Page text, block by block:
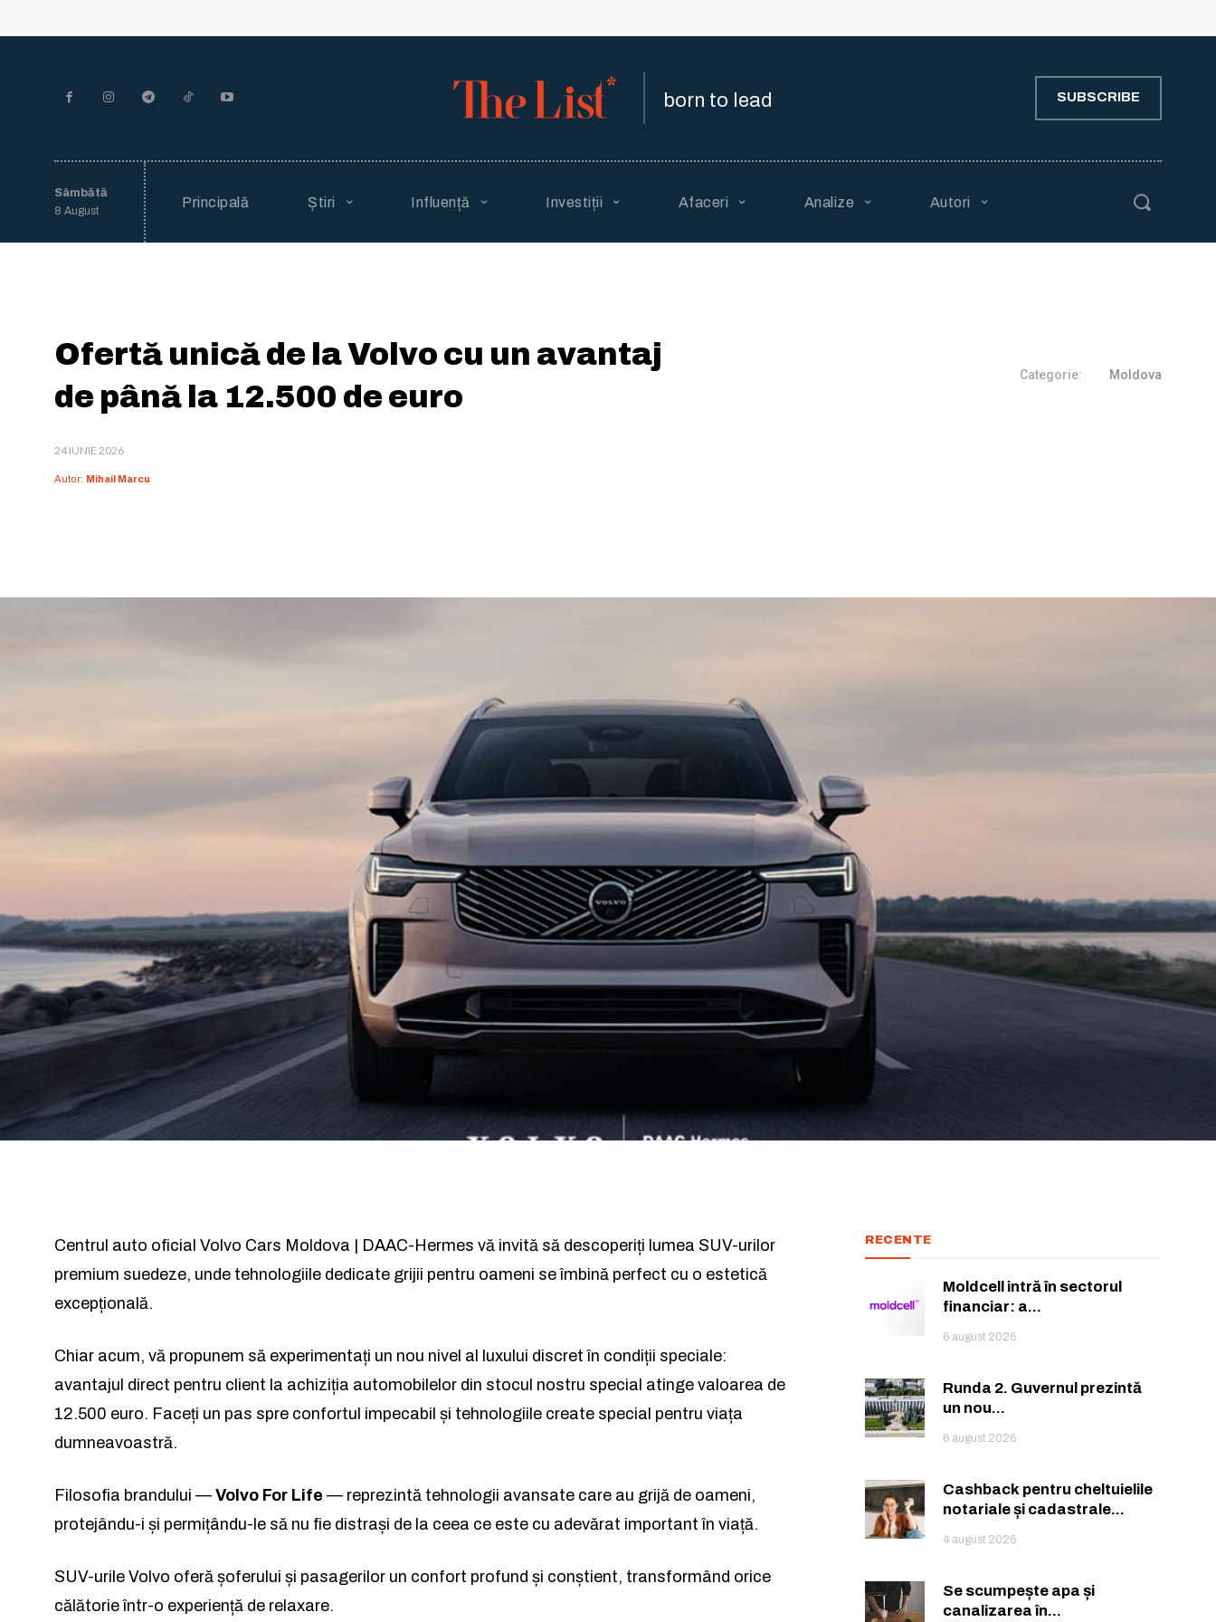
born to lead SUBSCRIBE
Sâmbătă
8 August
Principală Știri Influență Investiții Afaceri Analize Autori
Ofertă unică de la Volvo cu un avantaj
de până la 12.500 de euro
Categorie: Moldova
24 IUNIE 2026
Autor: Mihail Marcu
Centrul auto oficial Volvo Cars Moldova | DAAC-Hermes vă invită să descoperiți lumea SUV-urilor
premium suedeze, unde tehnologiile dedicate grijii pentru oameni se îmbină perfect cu o estetică
excepțională.
Chiar acum, vă propunem să experimentați un nou nivel al luxului discret în condiții speciale:
avantajul direct pentru client la achiziția automobilelor din stocul nostru special atinge valoarea de
12.500 euro. Faceți un pas spre confortul impecabil și tehnologiile create special pentru viața
dumneavoastră.
Filosofia brandului — Volvo For Life — reprezintă tehnologii avansate care au grijă de oameni,
protejându-i și permițându-le să nu fie distrași de la ceea ce este cu adevărat important în viață.
SUV-urile Volvo oferă șoferului și pasagerilor un confort profund și conștient, transformând orice
călătorie într-o experiență de relaxare.
RECENTE
Moldcell intră în sectorul
financiar: a...
6 august 2026
Runda 2. Guvernul prezintă
un nou...
6 august 2026
Cashback pentru cheltuielile
notariale și cadastrale...
4 august 2026
Se scumpește apa și
canalizarea în...